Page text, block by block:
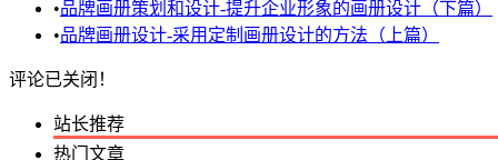
•品牌画册策划和设计-提升企业形象的画册设计（下篇）
•品牌画册设计-采用定制画册设计的方法（上篇）
评论已关闭！
站长推荐
热门文章